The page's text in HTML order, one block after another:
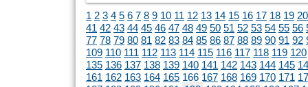
1 2 3 4 5 6 7 8 9 10 11 12 13 14 15 16 17 18 19 20
41 42 43 44 45 46 47 48 49 50 51 52 53 54 55 56
77 78 79 80 81 82 83 84 85 86 87 88 89 90 91 92
109 110 111 112 113 114 115 116 117 118 119 120
135 136 137 138 139 140 141 142 143 144 145
161 162 163 164 165 166 167 168 169 170 171